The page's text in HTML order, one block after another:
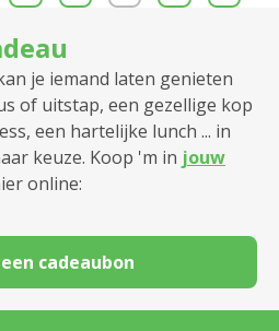
je iemand laten genieten
of uitstap, een gezellige kop
een hartelijke lunch ... in
keuze. Koop 'm in jouw
online:
cadeaubon